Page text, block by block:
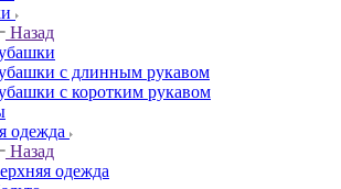
Назад
с длинным рукавом
с коротким рукавом
одежда
Назад
одежда